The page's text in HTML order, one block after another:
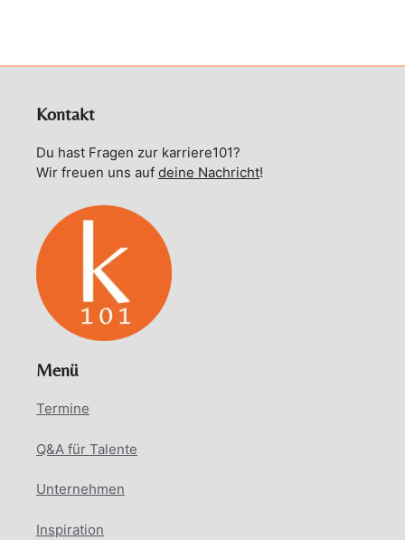
Kontakt
Du hast Fragen zur karriere101?
Wir freuen uns auf deine Nachricht!
Menü
Termine
Q&A für Talente
Unternehmen
Inspiration